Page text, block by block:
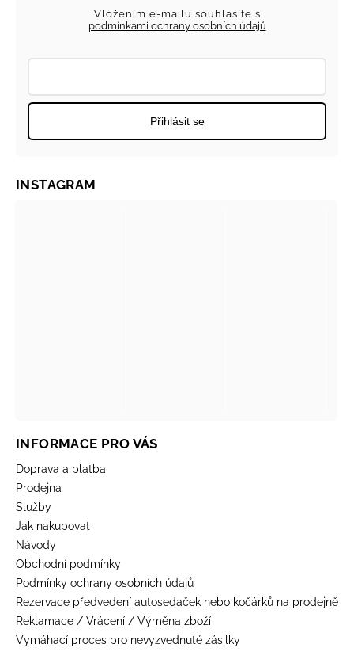
Vložením e-mailu souhlasíte s
podmínkami ochrany osobních údajů
Přihlásit se
INFORMACE PRO VÁS
Doprava a platba
Prodejna
Služby
Jak nakupovat
Návody
Obchodní podmínky
Podmínky ochrany osobních údajů
Rezervace předvedení autosedaček nebo kočárků na prodejně
Reklamace / Vrácení / Výměna zboží
Vymáhací proces pro nevyzvednuté zásilky
INSTAGRAM